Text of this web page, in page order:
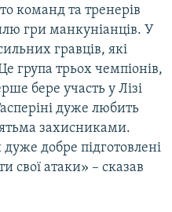
команд та тренерів
гри манкуніанців. У
гравців, які
група трьох чемпіонів,
бере участь у Лізі
дуже любить
захисниками.
добре підготовлені
свої атаки» – сказав